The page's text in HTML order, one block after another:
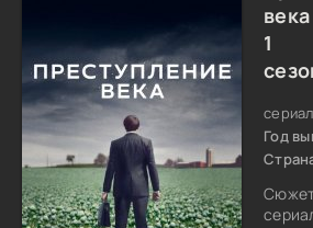
века
1
сериал
Год